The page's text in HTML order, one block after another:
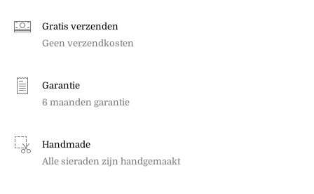
Gratis verzenden
Geen verzendkosten
Garantie
6 maanden garantie
Handmade
Alle sieraden zijn handgemaakt